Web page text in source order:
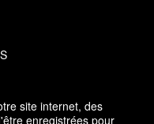
site internet, des
enregistrées pour